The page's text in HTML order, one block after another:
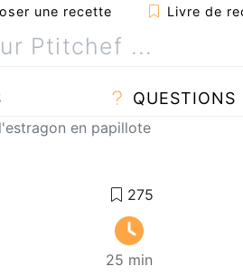
une recette Livre de
QUESTIONS
en papillote
25 min